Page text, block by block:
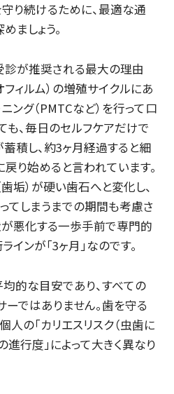
り続けるために、最適な通
ましょう。
が推奨される最大の理由
ィルム）の増殖サイクルにあ
ング（PMTCなど）を行って口
も、毎日のセルフケアだけで
積し、約3ヶ月経過すると細
り始めると言われています。
垢）が硬い歯石へと変化し、
てしまうまでの期間も考慮さ
が悪化する一歩手前で専門的
ンが「3ヶ月」なのです。
均的な目安であり、すべての
ーではありません。歯を守る
の「カリエスリスク（虫歯に
進行度」によって大きく異なり